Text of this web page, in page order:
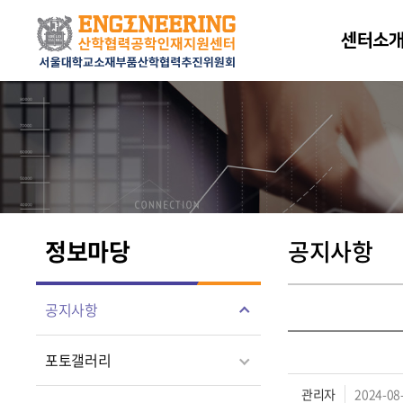
센터소
정보마당
공지사항
포토갤러리
공지사항
관리자 2024-